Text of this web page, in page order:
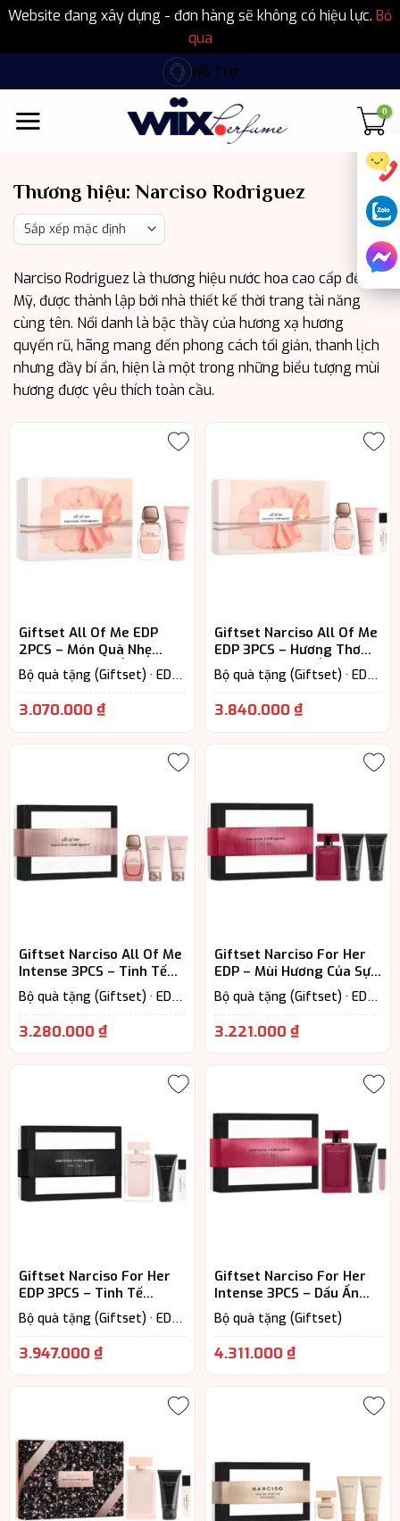
Website đang xây dựng - đơn hàng sẽ không có hiệu lực. Bỏ
qua
qua
nội
dung
Hỗ Trợ
Thương hiệu:Narciso Rodriguez
Narciso Rodriguez là thương hiệu nước hoa cao cấp đến từ
Mỹ, được thành lập bởi nhà thiết kế thời trang tài năng
cùng tên. Nổi danh là bậc thầy của hương xạ hương
quyến rũ, hãng mang đến phong cách tối giản, thanh lịch
nhưng đầy bí ẩn, hiện là một trong những biểu tượng mùi
hương được yêu thích toàn cầu.
Giftset All Of Me EDP
2PCS – Món Quà Nhẹ
Nhàng, Đủ Gây Ấn Tượng
Bộ quà tặng (Giftset) · EDP
hương từ 7-12h) · Floral –
3.070.000 ₫
Giftset Narciso All Of Me
EDP 3PCS – Hương Thơm
Trở Thành Dấu Ấn Riêng
Bộ quà tặng (Giftset) · EDP
hương từ 7-12h) · Floral –
3.840.000 ₫
Giftset Narciso All Of Me
Intense 3PCS – Tinh Tế
Từ Mùi Hương Đến Cảm
Xúc
Bộ quà tặng (Giftset) · EDP
hương từ 7-12h) · Floral –
3.280.000 ₫
Giftset Narciso For Her
EDP – Mùi Hương Của Sự
Tinh Tế
Bộ quà tặng (Giftset) · EDP
hương từ 7-12h) · Floral –
3.221.000 ₫
Giftset Narciso For Her
EDP 3PCS – Tinh Tế
Trong Từng Tầng Hương
Bộ quà tặng (Giftset) · EDP
hương từ 7-12h) · Floral –
3.947.000 ₫
Giftset Narciso For Her
Intense 3PCS – Dấu Ấn
Mềm Mại Đầy Cuốn Hút
Bộ quà tặng (Giftset)
4.311.000 ₫